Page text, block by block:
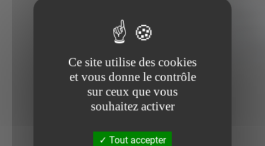
Ce site utilise des cookies
et vous donne le contrôle
sur ceux que vous
souhaitez activer
Tout accepter